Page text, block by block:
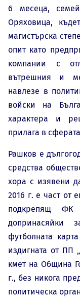
6 месеца,
Оряховица,
магистърска
опит като
компании с
вътрешния и
навлезе в
войски на
характера и
прилага в
Рашков е
средства
хора с изявени
2016 г. е част от
подкрепящ ФК
допринасяйки
футболната
издигната от ПП
кмет на Община
г., без никога
политическа